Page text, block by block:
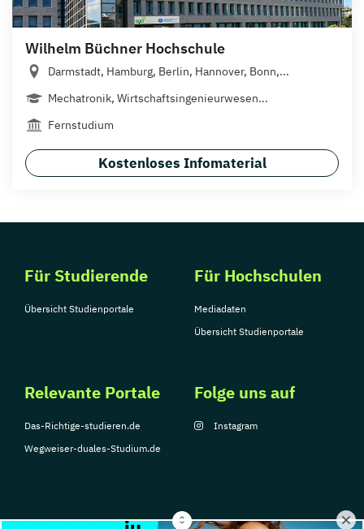
Wilhelm Büchner Hochschule
Darmstadt, Hamburg, Berlin, Hannover, Bonn,...
Mechatronik, Wirtschafts­ingenieur­wesen...
Fernstudium
Kostenloses Infomaterial
Für Studierende
Übersicht Studienportale
Für Hochschulen
Mediadaten
Übersicht Studienportale
Relevante Portale
Das-Richtige-studieren.de
Wegweiser-duales-Studium.de
Folge uns auf
Instagram